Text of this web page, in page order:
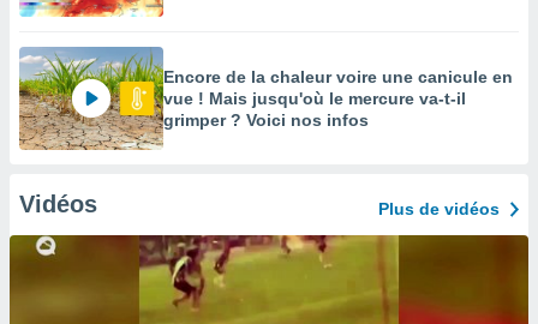
Encore de la chaleur voire une canicule en
vue ! Mais jusqu'où le mercure va-t-il
grimper ? Voici nos infos
Vidéos Plus de vidéos